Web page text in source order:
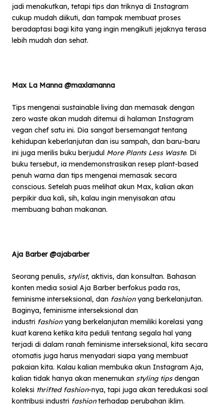
jadi menakutkan, tetapi tips dan triknya di Instagram
cukup mudah diikuti, dan tampak membuat proses
beradaptasi bagi kita yang ingin mengikuti jejaknya terasa
lebih mudah dan sehat.
Max La Manna @maxlamanna
Tips mengenai sustainable living dan memasak dengan
zero waste akan mudah ditemui di halaman Instagram
vegan chef satu ini. Dia sangat bersemangat tentang
kehidupan keberlanjutan dan isu sampah, dan baru-baru
ini juga merilis buku berjudul More Plants Less Waste. Di
buku tersebut, ia mendemonstrasikan resep plant-based
penuh warna dan tips mengenai memasak secara
conscious. Setelah puas melihat akun Max, kalian akan
perpikir dua kali, sih, kalau ingin menyisakan atau
membuang bahan makanan.
Aja Barber @ajabarber
Seorang penulis, stylist, aktivis, dan konsultan. Bahasan
konten media sosial Aja Barber berfokus pada ras,
feminisme interseksional, dan fashionyang berkelanjutan.
Baginya, feminisme interseksional dan
industri fashionyang berkelanjutan memiliki korelasi yang
kuat karena ketika kita peduli tentang segala hal yang
terjadi di dalam ranah feminisme interseksional, kita secara
otomatis juga harus menyadari siapa yang membuat
pakaian kita. Kalau kalian membuka akun Instagram Aja,
kalian tidak hanya akan menemukan styling tipsdengan
koleksi thrifted fashion-nya, tapi juga akan teredukasi soal
kontribusi industri fashionterhadap perubahan iklim.